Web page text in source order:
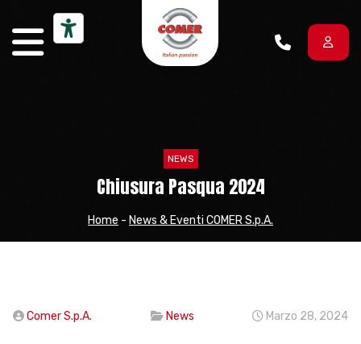
NEWS
Chiusura Pasqua 2024
Home - News & Eventi COMER S.p.A.
Comer S.p.A. News Marzo 28, 2024